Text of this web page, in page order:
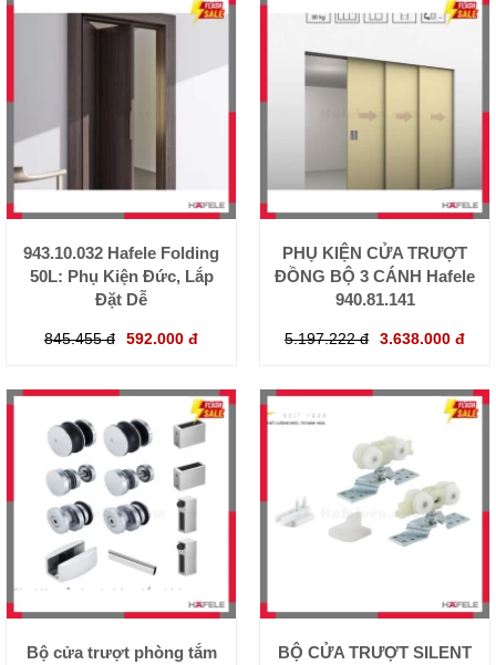
943.10.032 Hafele Folding
50L: Phụ Kiện Đức, Lắp
Đặt Dễ
845.455 đ 592.000 đ
PHỤ KIỆN CỬA TRƯỢT
ĐỒNG BỘ 3 CÁNH Hafele
940.81.141
5.197.222 đ 3.638.000 đ
Bộ cửa trượt phòng tắm BỘ CỬA TRƯỢT SILENT